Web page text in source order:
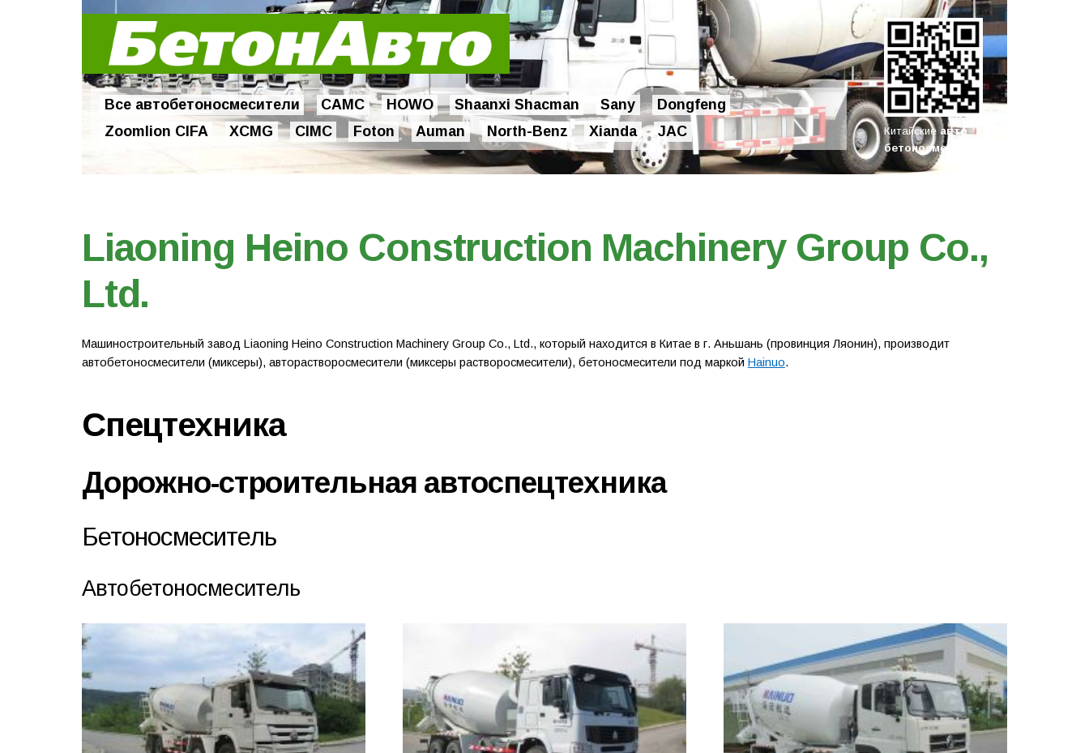
Все автобетоносмесители CAMC HOWO Shaanxi Shacman Sany
Dongfeng
Zoomlion CIFA
XCMG CIMC Foton Auman North-Benz Xianda JAC Китайские авто
бетоносмесители
Liaoning Heino Construction Machinery Group Co.,
Ltd.
Машиностроительный завод Liaoning Heino Construction Machinery Group Co., Ltd., который находится в Китае в г. Аньшань (провинция Ляонин), производит
автобетоносмесители (миксеры), авторастворосмесители (миксеры растворосмесители), бетоносмесители под маркой Hainuo.
Спецтехника
Дорожно-строительная автоспецтехника
Бетоносмеситель
Автобетоносмеситель